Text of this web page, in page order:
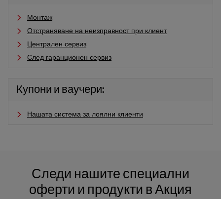
Монтаж
Отстраняване на неизправност при клиент
Централен сервиз
След гаранционен сервиз
Купони и ваучери:
Нашата система за лоялни клиенти
Следи нашите специални
оферти и продукти в Акция